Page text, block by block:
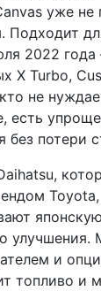
уже не
Подходит
2022
X Turbo,
не
есть
потери
улучшения.
и
топливо и